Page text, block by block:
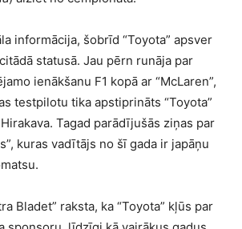
informācija, šobrīd “Toyota” apsver
statusā. Jau pērn runāja par
ienākšanu F1 kopā ar “McLaren”,
testpilotu tika apstiprināts “Toyota”
Tagad parādījušās ziņas par
kuras vadītājs no šī gada ir japāņu
Bladet” raksta, ka “Toyota” kļūs par